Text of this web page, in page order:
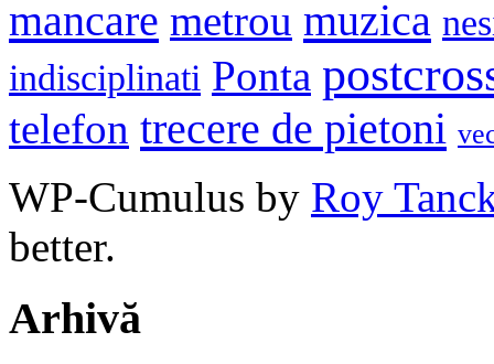
mancare metrou muzica
indisciplinati Ponta
telefon trecere de pietoni
WP-Cumulus by Roy
better.
Arhivă